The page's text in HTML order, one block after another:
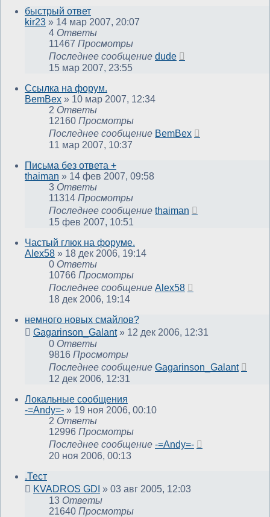
быстрый ответ
kir23 » 14 мар 2007, 20:07
4 Ответы
11467 Просмотры
Последнее сообщение dude
15 мар 2007, 23:55
Ссылка на форум.
BemBex » 10 мар 2007, 12:34
2 Ответы
12160 Просмотры
Последнее сообщение BemBex
11 мар 2007, 10:37
Письма без ответа +
thaiman » 14 фев 2007, 09:58
3 Ответы
11314 Просмотры
Последнее сообщение thaiman
15 фев 2007, 10:51
Частый глюк на форуме.
Alex58 » 18 дек 2006, 19:14
0 Ответы
10766 Просмотры
Последнее сообщение Alex58
18 дек 2006, 19:14
немного новых смайлов?
Gagarinson_Galant» 12 дек 2006, 12:31
0 Ответы
9816 Просмотры
Последнее сообщение Gagarinson_Galant
12 дек 2006, 12:31
Локальные сообщения
-=Andy=- » 19 ноя 2006, 00:10
2 Ответы
12996 Просмотры
Последнее сообщение -=Andy=-
20 ноя 2006, 00:13
.Тест
KVADROS GDI » 03 авг 2005, 12:03
13 Ответы
21640 Просмотры